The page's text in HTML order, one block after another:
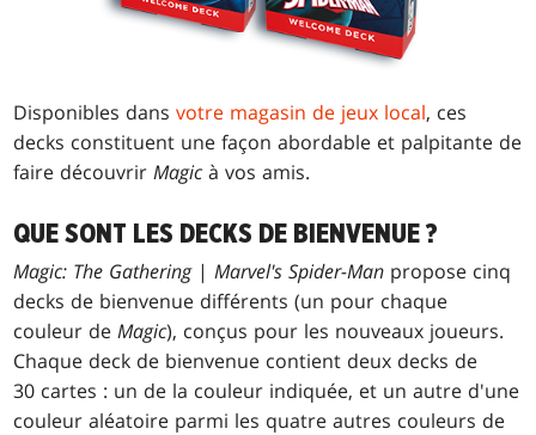
Disponibles dansvotre magasin de jeux local, ces
decks constituent une façon abordable et palpitante de
faire découvrirMagic à vos amis.
QUE SONT LES DECKS DE BIENVENUE ?
Magic: The Gathering|Marvel's Spider-Man propose cinq
decks de bienvenue différents (un pour chaque
couleur deMagic), conçus pour les nouveaux joueurs.
Chaque deck de bienvenue contient deux decks de
30 cartes : un de la couleur indiquée, et un autre d'une
couleur aléatoire parmi les quatre autres couleurs de